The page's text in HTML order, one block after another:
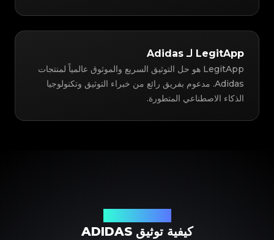
LegitApp لـ Adidas
LegitApp هو حل التوثيق السريع والموثوق عالمياً لمنتجات
Adidas. مدعوم بفريق رائع من خبراء التوثيق وتكنولوجيا
الذكاء الاصطناعي المتطورة.
كيفية توثيق ADIDAS